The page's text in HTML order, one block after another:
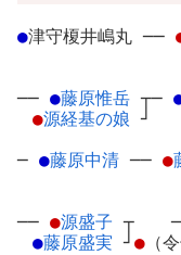
●津守榎井嶋丸 ──
── ●藤原惟岳 ┬
●源経基の娘 ┘
─
─ ●藤原中清 ── ●
── ●源盛子 ┬
●藤原盛実 ┘ ● （